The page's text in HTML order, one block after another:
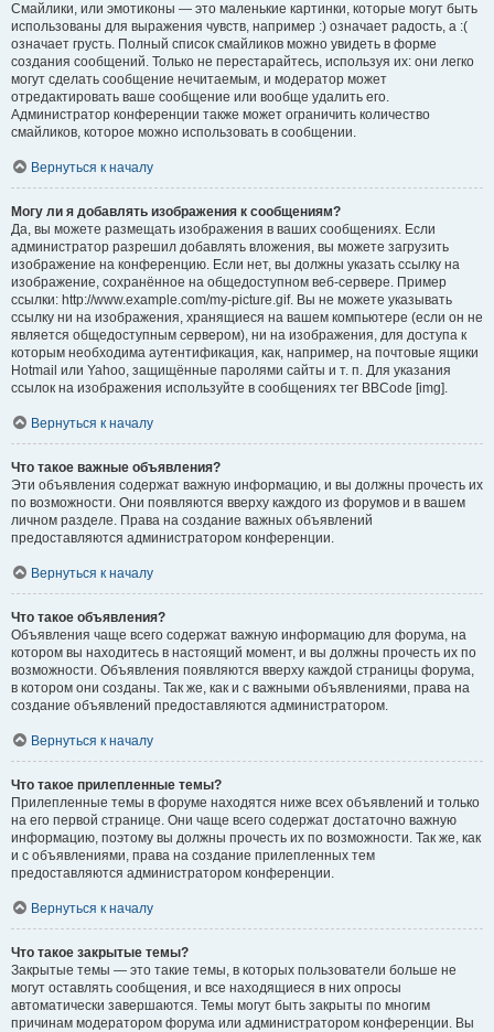
Смайлики, или эмотиконы — это маленькие картинки, которые могут быть
использованы для выражения чувств, например :) означает радость, а :(
означает грусть. Полный список смайликов можно увидеть в форме
создания сообщений. Только не перестарайтесь, используя их: они легко
могут сделать сообщение нечитаемым, и модератор может
отредактировать ваше сообщение или вообще удалить его.
Администратор конференции также может ограничить количество
смайликов, которое можно использовать в сообщении.
Вернуться к началу
Могу ли я добавлять изображения к сообщениям?
Да, вы можете размещать изображения в ваших сообщениях. Если
администратор разрешил добавлять вложения, вы можете загрузить
изображение на конференцию. Если нет, вы должны указать ссылку на
изображение, сохранённое на общедоступном веб-сервере. Пример
ссылки: http://www.example.com/my-picture.gif. Вы не можете указывать
ссылку ни на изображения, хранящиеся на вашем компьютере (если он не
является общедоступным сервером), ни на изображения, для доступа к
которым необходима аутентификация, как, например, на почтовые ящики
Hotmail или Yahoo, защищённые паролями сайты и т. п. Для указания
ссылок на изображения используйте в сообщениях тег BBCode [img].
Вернуться к началу
Что такое важные объявления?
Эти объявления содержат важную информацию, и вы должны прочесть их
по возможности. Они появляются вверху каждого из форумов и в вашем
личном разделе. Права на создание важных объявлений
предоставляются администратором конференции.
Вернуться к началу
Что такое объявления?
Объявления чаще всего содержат важную информацию для форума, на
котором вы находитесь в настоящий момент, и вы должны прочесть их по
возможности. Объявления появляются вверху каждой страницы форума,
в котором они созданы. Так же, как и с важными объявлениями, права на
создание объявлений предоставляются администратором.
Вернуться к началу
Что такое прилепленные темы?
Прилепленные темы в форуме находятся ниже всех объявлений и только
на его первой странице. Они чаще всего содержат достаточно важную
информацию, поэтому вы должны прочесть их по возможности. Так же, как
и с объявлениями, права на создание прилепленных тем
предоставляются администратором конференции.
Вернуться к началу
Что такое закрытые темы?
Закрытые темы — это такие темы, в которых пользователи больше не
могут оставлять сообщения, и все находящиеся в них опросы
автоматически завершаются. Темы могут быть закрыты по многим
причинам модератором форума или администратором конференции. Вы